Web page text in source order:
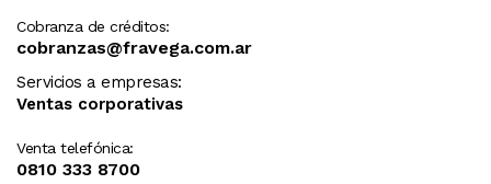
Cobranza de créditos:
cobranzas@fravega.com.ar
Servicios a empresas:
Ventas corporativas
Venta telefónica:
0810 333 8700